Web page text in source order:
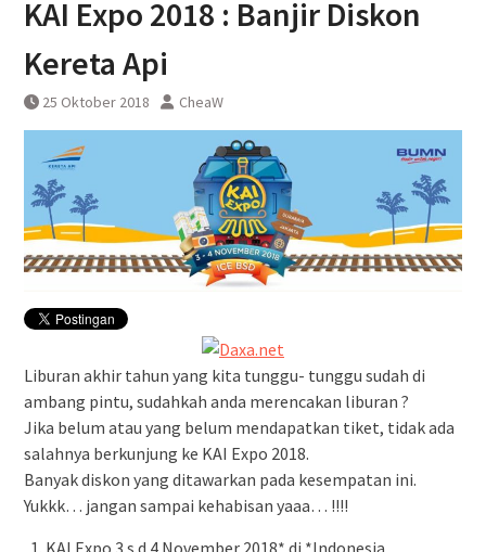
KAI Expo 2018 : Banjir Diskon
Kereta Api
25 Oktober 2018 CheaW
Liburan akhir tahun yang kita tunggu- tunggu sudah di
ambang pintu, sudahkah anda merencakan liburan ?
Jika belum atau yang belum mendapatkan tiket, tidak ada
salahnya berkunjung ke KAI Expo 2018.
Banyak diskon yang ditawarkan pada kesempatan ini.
Yukkk… jangan sampai kehabisan yaaa… !!!!